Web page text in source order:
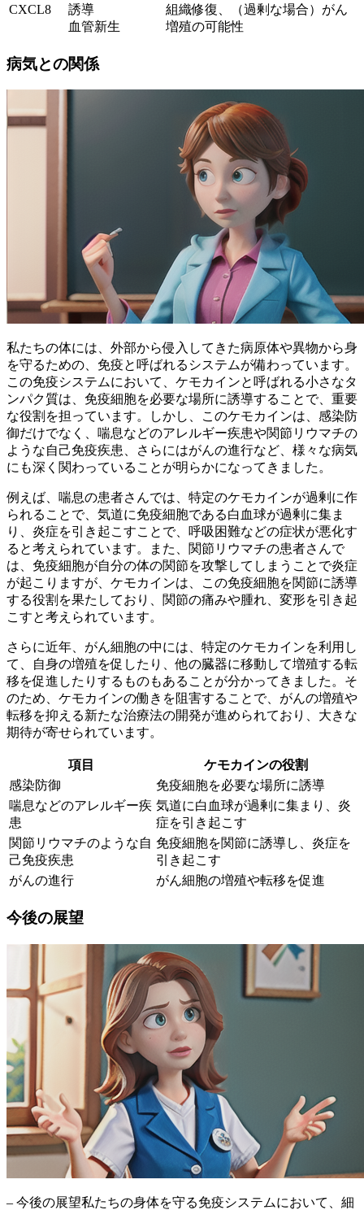
CXCL8
誘導
血管新生
組織修復、（過剰な場合）がん
増殖の可能性
病気との関係
私たちの体には、外部から侵入してきた病原体や異物から身
を守るための、免疫と呼ばれるシステムが備わっています。
この免疫システムにおいて、 ケモカインと呼ばれる小さなタ
ンパク質は、免疫細胞を必要な場所に誘導することで、重要
な役割を担っています。
しかし、このケモカインは、感染防
御だけでなく、喘息などのアレルギー疾患や関節リウマチの
ような自己免疫疾患、さらにはがんの進行など、様々な病気
にも深く関わっていることが明らかになってきました。
例えば、喘息の患者さんでは、特定のケモカインが過剰に作
られることで、気道に免疫細胞である白血球が過剰に集ま
り、炎症を引き起こすことで、呼吸困難などの症状が悪化す
ると考えられています。また、関節リウマチの患者さんで
は、免疫細胞が自分の体の関節を攻撃してしまうことで炎症
が起こりますが、ケモカインは、この免疫細胞を関節に誘導
する役割を果たしており、関節の痛みや腫れ、変形を引き起
こすと考えられています。
さらに近年、 がん細胞の中には、特定のケモカインを利用し
て、自身の増殖を促したり、他の臓器に移動して増殖する転
移を促進したりするものもある ことが分かってきました。そ
のため、ケモカインの働きを阻害することで、がんの増殖や
転移を抑える新たな治療法の開発が進められており、大きな
期待が寄せられています。
項目
ケモカインの役割
感染防御
免疫細胞を必要な場所に誘導
喘息などのアレルギー疾
患
気道に白血球が過剰に集まり、炎
症を引き起こす
関節リウマチのような自
己免疫疾患
免疫細胞を関節に誘導し、炎症を
引き起こす
がんの進行
がん細胞の増殖や転移を促進
今後の展望
– 今後の展望私たちの身体を守る免疫システムにおいて、細